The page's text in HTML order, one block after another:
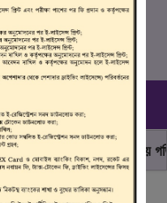
৯৯০ ৯৯৮
(০৯.০০ সকাল - ০৪.০০ বিকাল)
মোটরযান চালানোর সময়